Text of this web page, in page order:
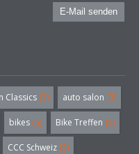
E-Mail senden
Classics (3) auto salon (3)
bikes (5) Bike Treffen (5)
CCC Schweiz (3)